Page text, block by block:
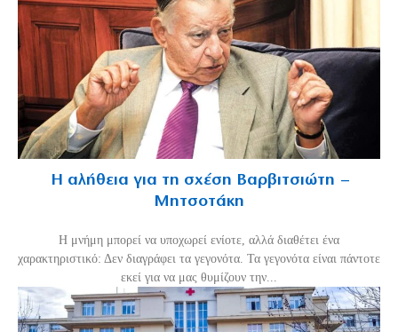
Η αλήθεια για τη σχέση Βαρβιτσιώτη –
Μητσοτάκη
H μνήμη μπορεί να υποχωρεί ενίοτε, αλλά διαθέτει ένα
χαρακτηριστικό: Δεν διαγράφει τα γεγονότα. Τα γεγονότα είναι πάντοτε
εκεί για να μας θυμίζουν την...